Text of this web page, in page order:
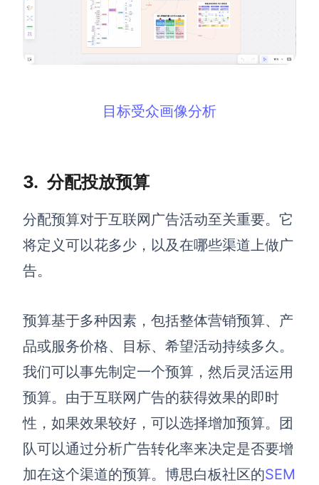
企业服务
客户案例
满足企业级团队协作和管理需求
帮助支持
探索创意灵感与高效协作技巧
目标受众画像分析
3. 分配投放预算
分配预算对于互联网广告活动至关重要。它
将定义可以花多少，以及在哪些渠道上做广
告。
预算基于多种因素，包括整体营销预算、产
品或服务价格、目标、希望活动持续多久。
我们可以事先制定一个预算，然后灵活运用
预算。由于互联网广告的获得效果的即时
性，如果效果较好，可以选择增加预算。团
队可以通过分析广告转化率来决定是否要增
加在这个渠道的预算。博思白板社区的SEM